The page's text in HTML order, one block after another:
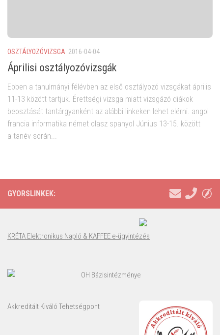
OSZTÁLYOZÓVIZSGA 2016-04-04
Áprilisi osztályozóvizsgák
Ebben a tanulmányi félévben az első osztályozó vizsgákat április
11-13 között tartjuk. Érettségi vizsga miatt vizsgázó diákok
beosztását tantárgyanként az alábbi linkeken lehet elérni. angol
francia informatika német olasz spanyol Június 13-15. között
a tanév során...
GYORSLINKEK:
KRÉTA Elektronikus Napló & KAFFEE e-ügyintézés
OH Bázisintézménye
Akkreditált Kiváló Tehetségpont